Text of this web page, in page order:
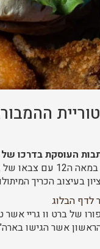
ההמבורגר פרק 9 –
העוסקת בדרכו
בעיצוב הכריך
לדף הבלוג
של ברט וו גריי
הראשון אשר הגישו